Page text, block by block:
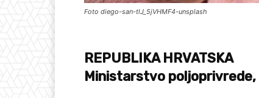
Foto diego-san-tlJ_5jVHMF4-unsplash
REPUBLIKA HRVATSKA
Ministarstvo poljoprivrede,